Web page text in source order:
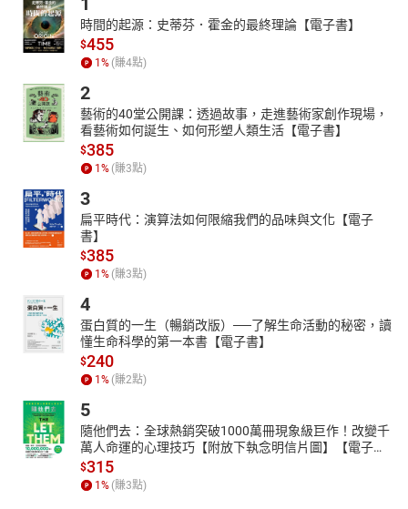
時間的起源：史蒂芬．霍金的最終理論【電子書】
$455
1 % (賺4點)
2
藝術的40堂公開課：透過故事，走進藝術家創作現場，
看藝術如何誕生、如何形塑人類生活【電子書】
$385
1 % (賺3點)
3
扁平時代：演算法如何限縮我們的品味與文化【電子
書】
$385
1 % (賺3點)
4
蛋白質的一生（暢銷改版）──了解生命活動的秘密，讀
懂生命科學的第一本書【電子書】
$240
1 % (賺2點)
5
隨他們去：全球熱銷突破1000萬冊現象級巨作！改變千
萬人命運的心理技巧【附放下執念明信片圖】【電子
書】
$315
1 % (賺3點)